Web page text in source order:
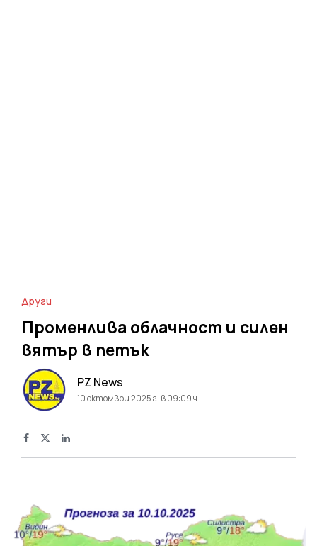
Други
Променлива облачност и силен
вятър в петък
PZ News
10 октомври 2025 г. в 09:09 ч.